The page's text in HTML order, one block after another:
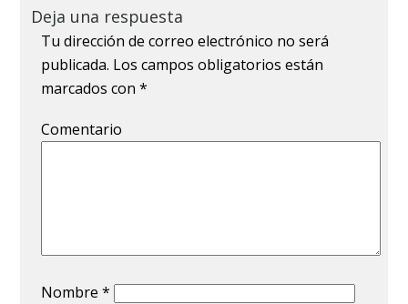
Deja una respuesta
Tu dirección de correo electrónico no será
publicada. Los campos obligatorios están
marcados con*
Comentario
Nombre*